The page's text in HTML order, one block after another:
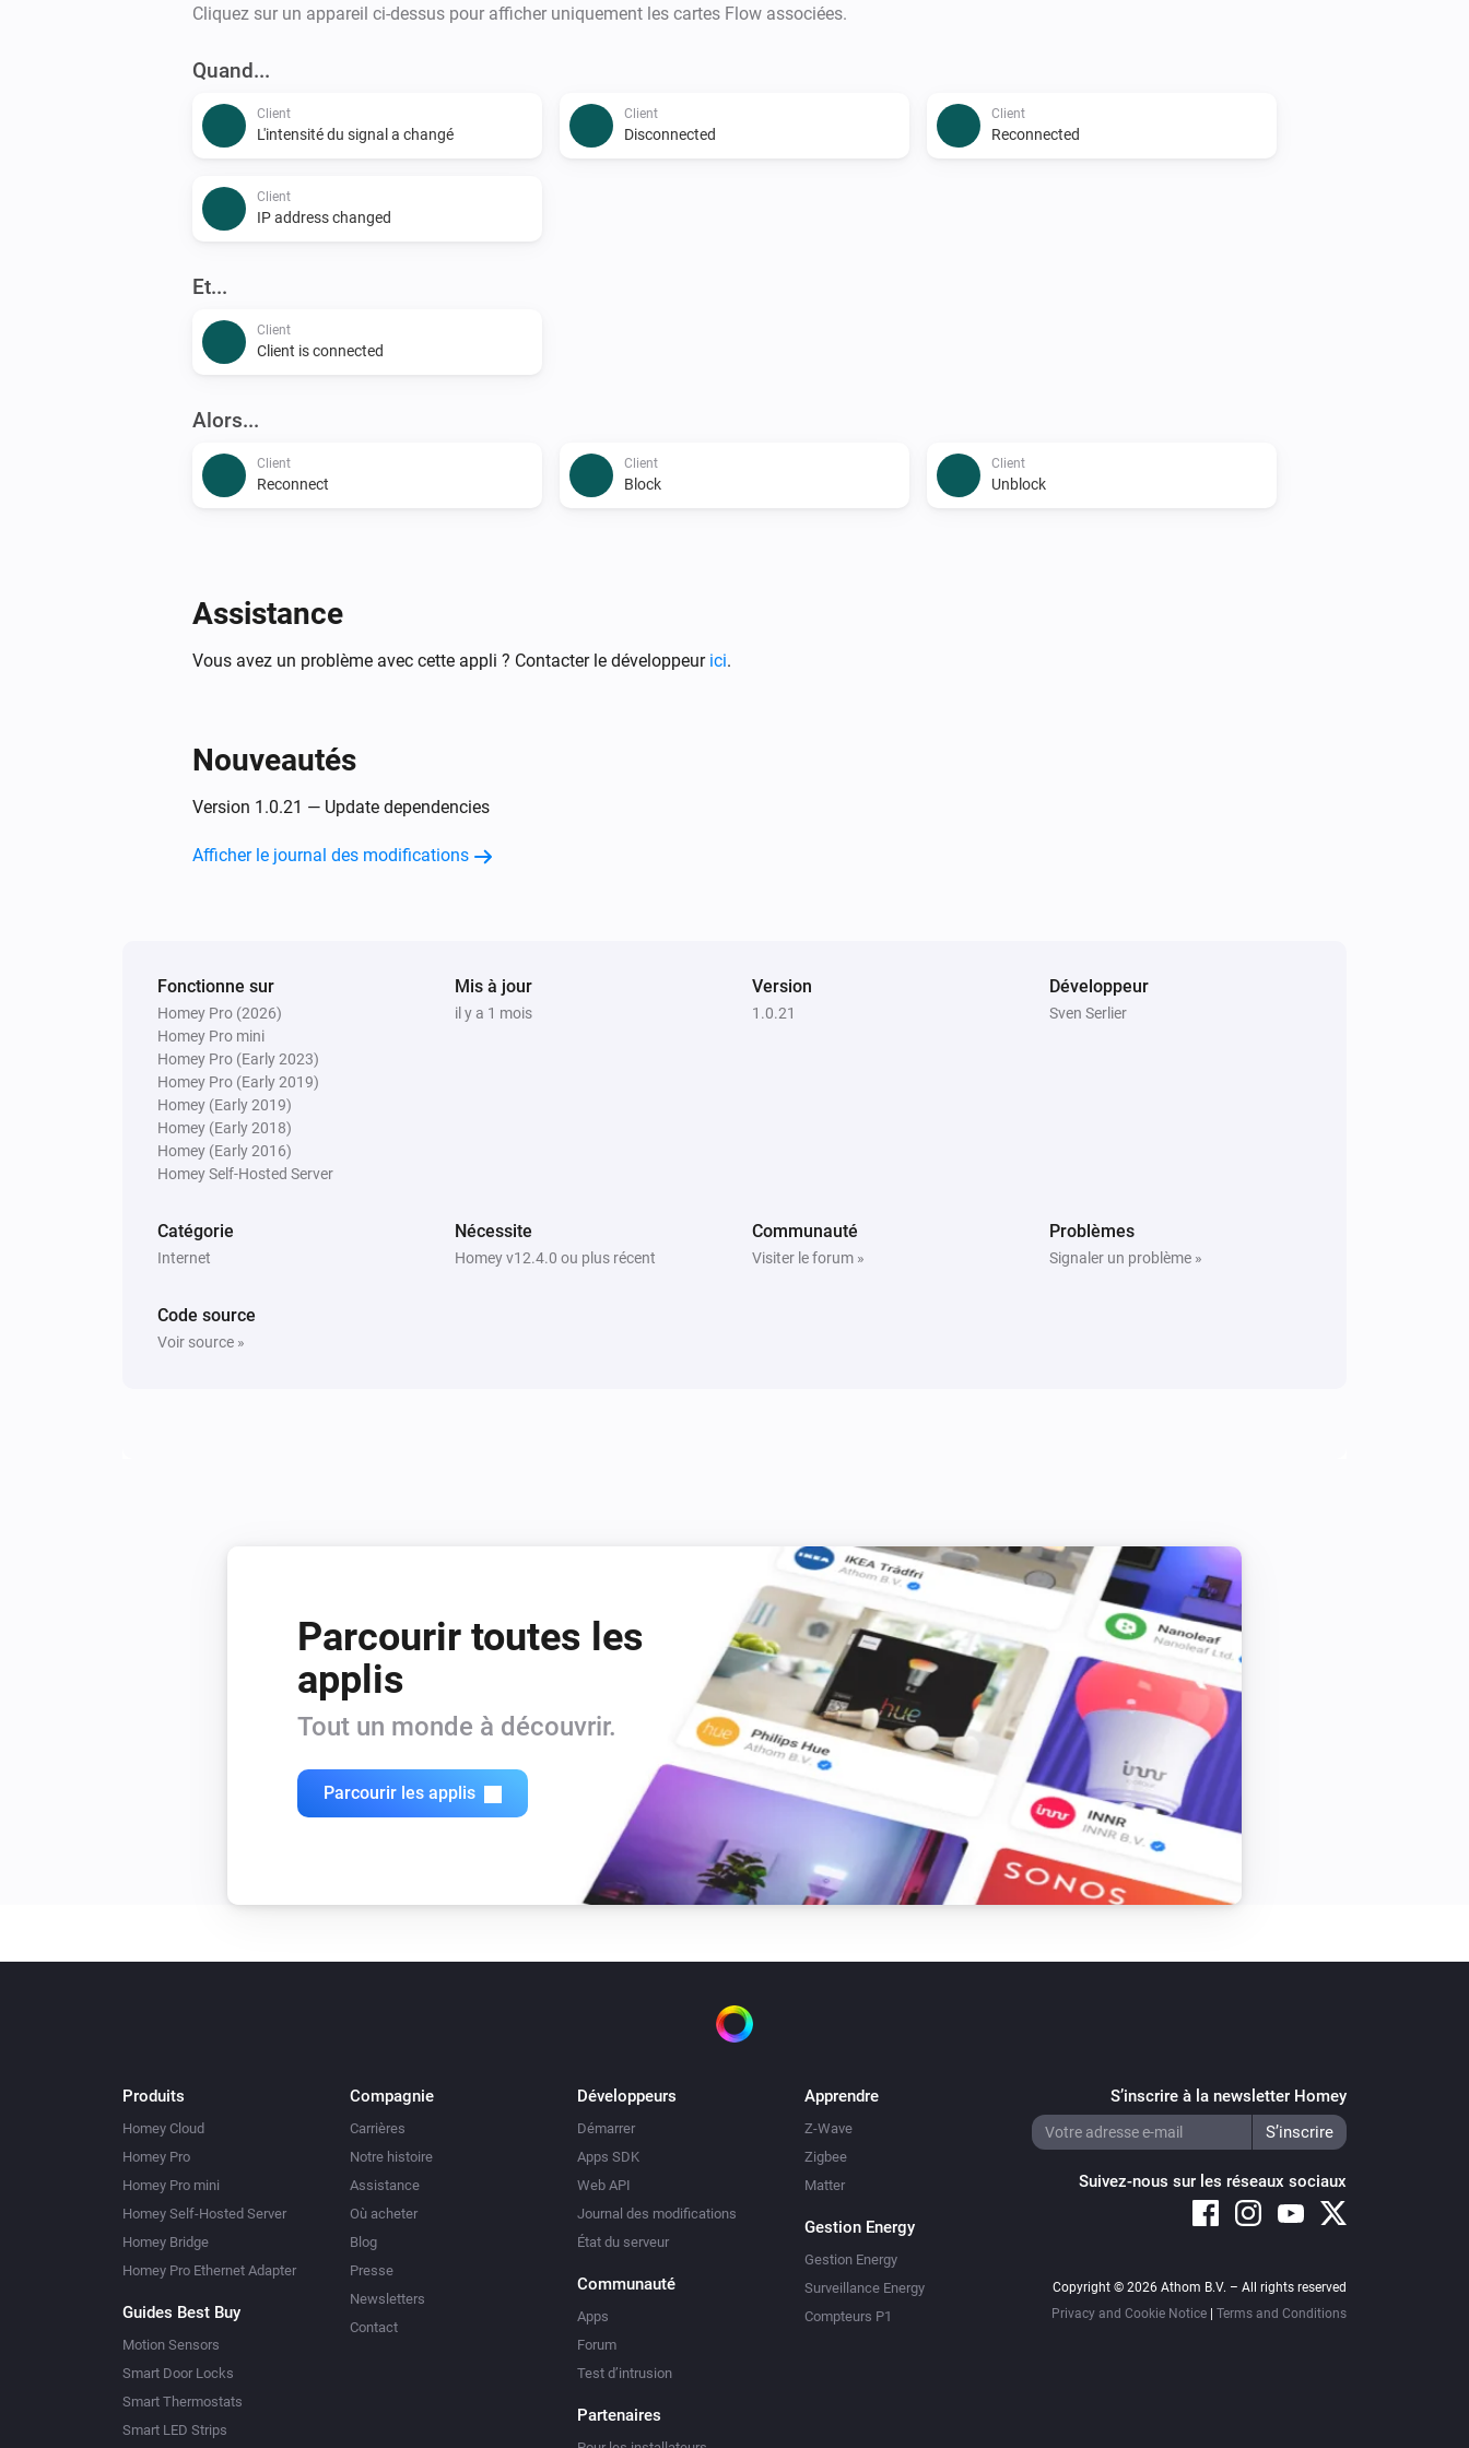
Cliquez sur un appareil ci-dessus pour afficher uniquement les cartes Flow associées.
Quand...
Client
L'intensité du signal a changé
Client
Disconnected
Client
Reconnected
Client
IP address changed
Et...
Client
Client is connected
Alors...
Client
Reconnect
Client
Block
Client
Unblock
Assistance
Vous avez un problème avec cette appli ? Contacter le développeur ici.
Nouveautés
Version 1.0.21 — Update dependencies
Afficher le journal des modifications
Fonctionne sur
Homey Pro (2026)
Homey Pro mini
Homey Pro (Early 2023)
Homey Pro (Early 2019)
Homey (Early 2019)
Homey (Early 2018)
Homey (Early 2016)
Homey Self-Hosted Server
Mis à jour
il y a 1 mois
Version
1.0.21
Développeur
Sven Serlier
Catégorie
Internet
Nécessite
Homey v12.4.0 ou plus récent
Communauté
Visiter le forum »
Problèmes
Signaler un problème »
Code source
Voir source »
Parcourir toutes les
applis
Tout un monde à découvrir.
Parcourir les applis
Produits
Homey Cloud
Homey Pro
Homey Pro mini
Homey Self-Hosted Server
Homey Bridge
Homey Pro Ethernet Adapter
Guides Best Buy
Motion Sensors
Smart Door Locks
Smart Thermostats
Smart LED Strips
Compagnie
Carrières
Notre histoire
Assistance
Où acheter
Blog
Presse
Newsletters
Contact
Développeurs
Démarrer
Apps SDK
Web API
Journal des modifications
État du serveur
Communauté
Apps
Forum
Test d’intrusion
Partenaires
Apprendre
Z-Wave
Zigbee
Matter
Gestion Energy
Gestion Energy
Surveillance Energy
Compteurs P1
S’inscrire à la newsletter Homey
Suivez-nous sur les réseaux sociaux
Copyright © 2026 Athom B.V. – All rights reserved
Privacy and Cookie Notice
Terms and Conditions